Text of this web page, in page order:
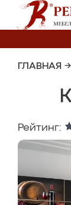
ГЛАВНАЯ →
Рейтинг: